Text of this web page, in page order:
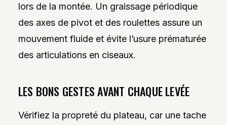
lors de la montée. Un graissage périodique
des axes de pivot et des roulettes assure un
mouvement fluide et évite l’usure prématurée
des articulations en ciseaux.
LES BONS GESTES AVANT CHAQUE LEVÉE
Vérifiez la propreté du plateau, car une tache